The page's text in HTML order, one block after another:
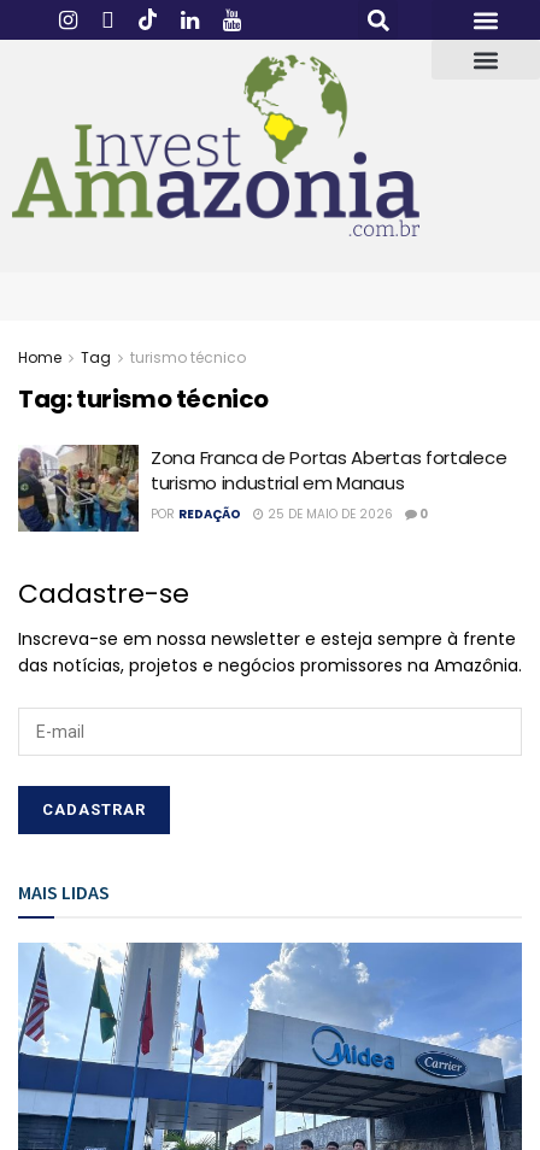
Home Tag turismo técnico
Tag:turismo técnico
Zona Franca de Portas Abertas fortalece
turismo industrial em Manaus
POR REDAÇÃO 25 DE MAIO DE 2026 0
Cadastre-se
Inscreva-se em nossa newsletter e esteja sempre à frente
das notícias, projetos e negócios promissores na Amazônia.
MAIS LIDAS